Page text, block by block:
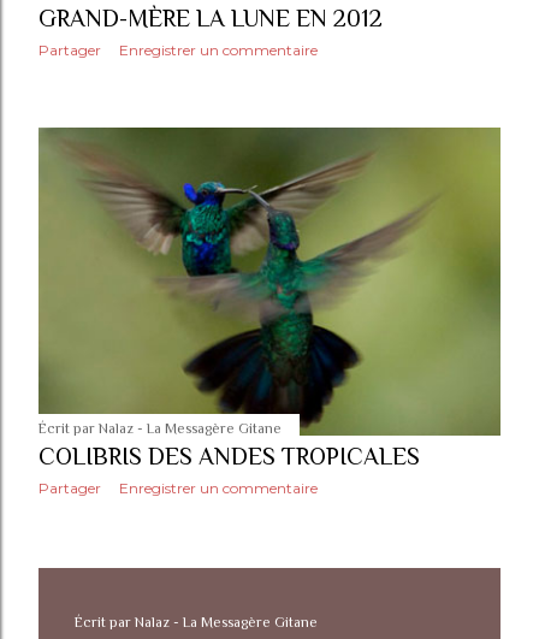
GRAND-MÈRE LA LUNE EN 2012
Partager Enregistrer un commentaire
Écrit par Nalaz - La Messagère Gitane
COLIBRIS DES ANDES TROPICALES
Partager Enregistrer un commentaire
Écrit par Nalaz - La Messagère Gitane